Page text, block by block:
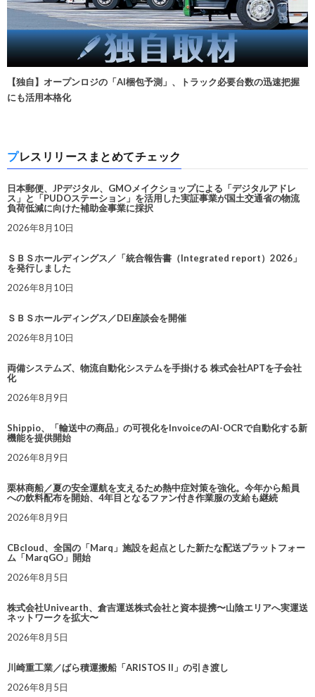
【独自】オープンロジの「AI梱包予測」、トラック必要台数の迅速把握
にも活用本格化
プレスリリースまとめてチェック
日本郵便、JPデジタル、GMOメイクショップによる「デジタルアドレ
ス」と「PUDOステーション」を活用した実証事業が国土交通省の物流
負荷低減に向けた補助金事業に採択
2026年8月10日
ＳＢＳホールディングス／「統合報告書（Integrated report）2026」
を発行しました
2026年8月10日
ＳＢＳホールディングス／DEI座談会を開催
2026年8月10日
両備システムズ、物流自動化システムを手掛ける 株式会社APTを子会社
化
2026年8月9日
Shippio、「輸送中の商品」の可視化をInvoiceのAI-OCRで自動化する新
機能を提供開始
2026年8月9日
栗林商船／夏の安全運航を支えるため熱中症対策を強化。今年から船員
への飲料配布を開始、4年目となるファン付き作業服の支給も継続
2026年8月9日
CBcloud、全国の「Marq」施設を起点とした新たな配送プラットフォー
ム「MarqGO」開始
2026年8月5日
株式会社Univearth、倉吉運送株式会社と資本提携〜山陰エリアへ実運送
ネットワークを拡大〜
2026年8月5日
川崎重工業／ばら積運搬船「ARISTOS II」の引き渡し
2026年8月5日